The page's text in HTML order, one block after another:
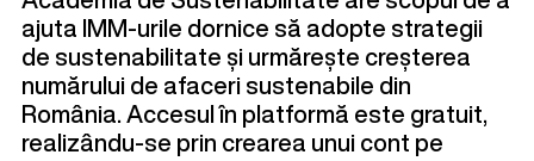
ajuta IMM-urile dornice să adopte strategii
de sustenabilitate și urmărește creșterea
numărului de afaceri sustenabile din
România. Accesul în platformă este gratuit,
realizându-se prin crearea unui cont pe